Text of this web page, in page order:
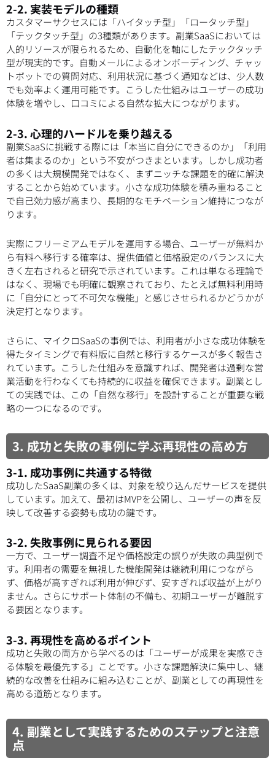
2-2. 実装モデルの種類
カスタマーサクセスには「ハイタッチ型」「ロータッチ型」
「テックタッチ型」の3種類があります。副業SaaSにおいては
人的リソースが限られるため、自動化を軸にしたテックタッチ
型が現実的です。自動メールによるオンボーディング、チャッ
トボットでの質問対応、利用状況に基づく通知などは、少人数
でも効率よく運用可能です。こうした仕組みはユーザーの成功
体験を増やし、口コミによる自然な拡大につながります。
2-3. 心理的ハードルを乗り越える
副業SaaSに挑戦する際には「本当に自分にできるのか」「利用
者は集まるのか」という不安がつきまといます。しかし成功者
の多くは大規模開発ではなく、まずニッチな課題を的確に解決
することから始めています。小さな成功体験を積み重ねること
で自己効力感が高まり、長期的なモチベーション維持につなが
ります。
実際にフリーミアムモデルを運用する場合、ユーザーが無料か
ら有料へ移行する確率は、提供価値と価格設定のバランスに大
きく左右されると研究で示されています。これは単なる理論で
はなく、現場でも明確に観察されており、たとえば無料利用時
に「自分にとって不可欠な機能」と感じさせられるかどうかが
決定打となります。
さらに、マイクロSaaSの事例では、利用者が小さな成功体験を
得たタイミングで有料版に自然と移行するケースが多く報告さ
れています。こうした仕組みを意識すれば、開発者は過剰な営
業活動を行わなくても持続的に収益を確保できます。副業とし
ての実践では、この「自然な移行」を設計することが重要な戦
略の一つになるのです。
3. 成功と失敗の事例に学ぶ再現性の高め方
3-1. 成功事例に共通する特徴
成功したSaaS副業の多くは、対象を絞り込んだサービスを提供
しています。加えて、最初はMVPを公開し、ユーザーの声を反
映して改善する姿勢も成功の鍵です。
3-2. 失敗事例に見られる要因
一方で、ユーザー調査不足や価格設定の誤りが失敗の典型例で
す。利用者の需要を無視した機能開発は継続利用につながら
ず、価格が高すぎれば利用が伸びず、安すぎれば収益が上がり
ません。さらにサポート体制の不備も、初期ユーザーが離脱す
る要因となります。
3-3. 再現性を高めるポイント
成功と失敗の両方から学べるのは「ユーザーが成果を実感でき
る体験を最優先する」ことです。小さな課題解決に集中し、継
続的な改善を仕組みに組み込むことが、副業としての再現性を
高める道筋となります。
4. 副業として実践するためのステップと注意
点